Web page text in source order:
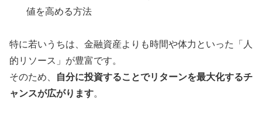
値を高める方法
特に若いうちは、金融資産よりも時間や体力といった「人
的リソース」が豊富です。
そのため、
自分に投資することでリターンを最大化するチ
ャンスが広がります。